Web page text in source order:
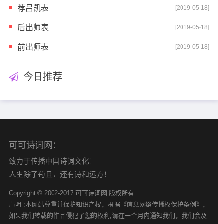
荐吕凯表 [2019-05-18]
后出师表 [2019-05-18]
前出师表 [2019-05-18]
今日推荐
可可诗词网：
致力于传播中国诗词文化！
人生除了苟且，还有诗和远方！
Copyright © 2002-2017 可可诗词网 版权所有
声明 :本网站尊重并保护知识产权，根据《信息网络传播权保护条例》，
如果我们转载的作品侵犯了您的权利,请在一个月内通知我们，我们会及